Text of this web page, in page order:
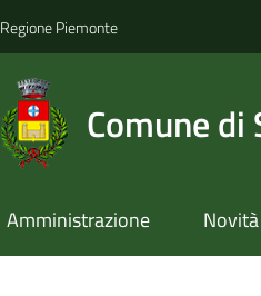
Regione Piemonte
Comune di
Amministrazione Novità